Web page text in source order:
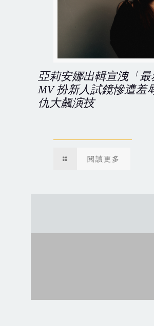
亞莉安娜出輯宣洩「最
MV 扮新人試鏡慘遭羞
仇大飆演技
閱讀更多